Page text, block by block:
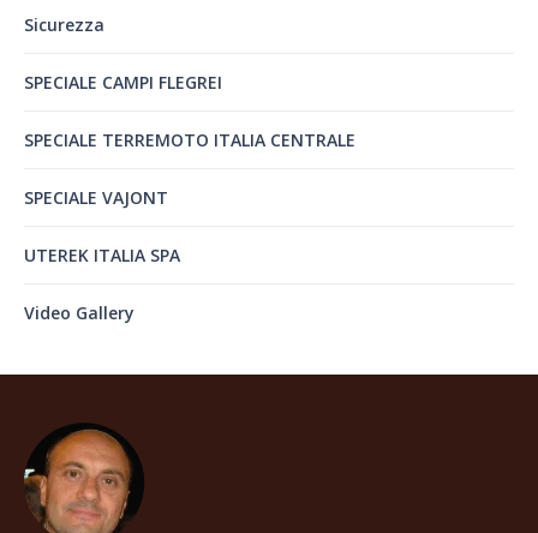
Sicurezza
SPECIALE CAMPI FLEGREI
SPECIALE TERREMOTO ITALIA CENTRALE
SPECIALE VAJONT
UTEREK ITALIA SPA
Video Gallery